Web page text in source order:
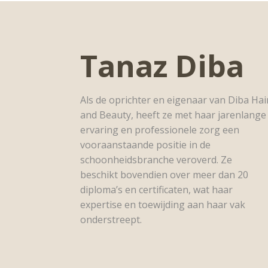
Tanaz Diba
Als de oprichter en eigenaar van Diba
and Beauty, heeft ze met haar jarenlange
ervaring en professionele zorg een
vooraanstaande positie in de
schoonheidsbranche veroverd. Ze
beschikt bovendien over meer dan 20
diploma’s en certificaten, wat haar
expertise en toewijding aan haar vak
onderstreept.